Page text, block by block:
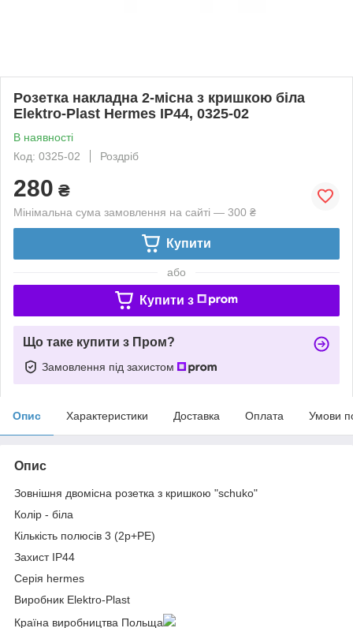
Розетка накладна 2-місна з кришкою біла
Elektro-Plast Hermes IP44, 0325-02
В наявності
Код: 0325-02
Роздріб
280 ₴
Мінімальна сума замовлення на сайті — 300 ₴
Купити
або
Купити з
Що таке купити з Пром?
Замовлення під захистом
Опис Характеристики Доставка Оплата Умови
Опис
Зовнішня двомісна розетка з кришкою "schuko"
Колір - біла
Кількість полюсів 3 (2p+PE)
Захист IP44
Серія hermes
Виробник Elektro-Plast
Країна виробництва Польща